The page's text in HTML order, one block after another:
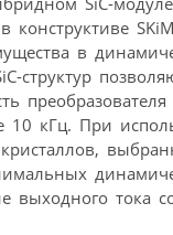
конструктиве
в
структур
преобразователя
10 кГц. При
выходного тока